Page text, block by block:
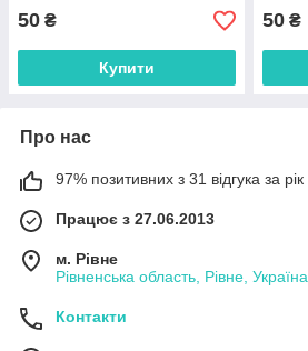
50 ₴
Купити
50 ₴
Про нас
97% позитивних з 31 відгука за рік
Працює з 27.06.2013
м. Рівне
Рівненська область, Рівне, Україна
Контакти